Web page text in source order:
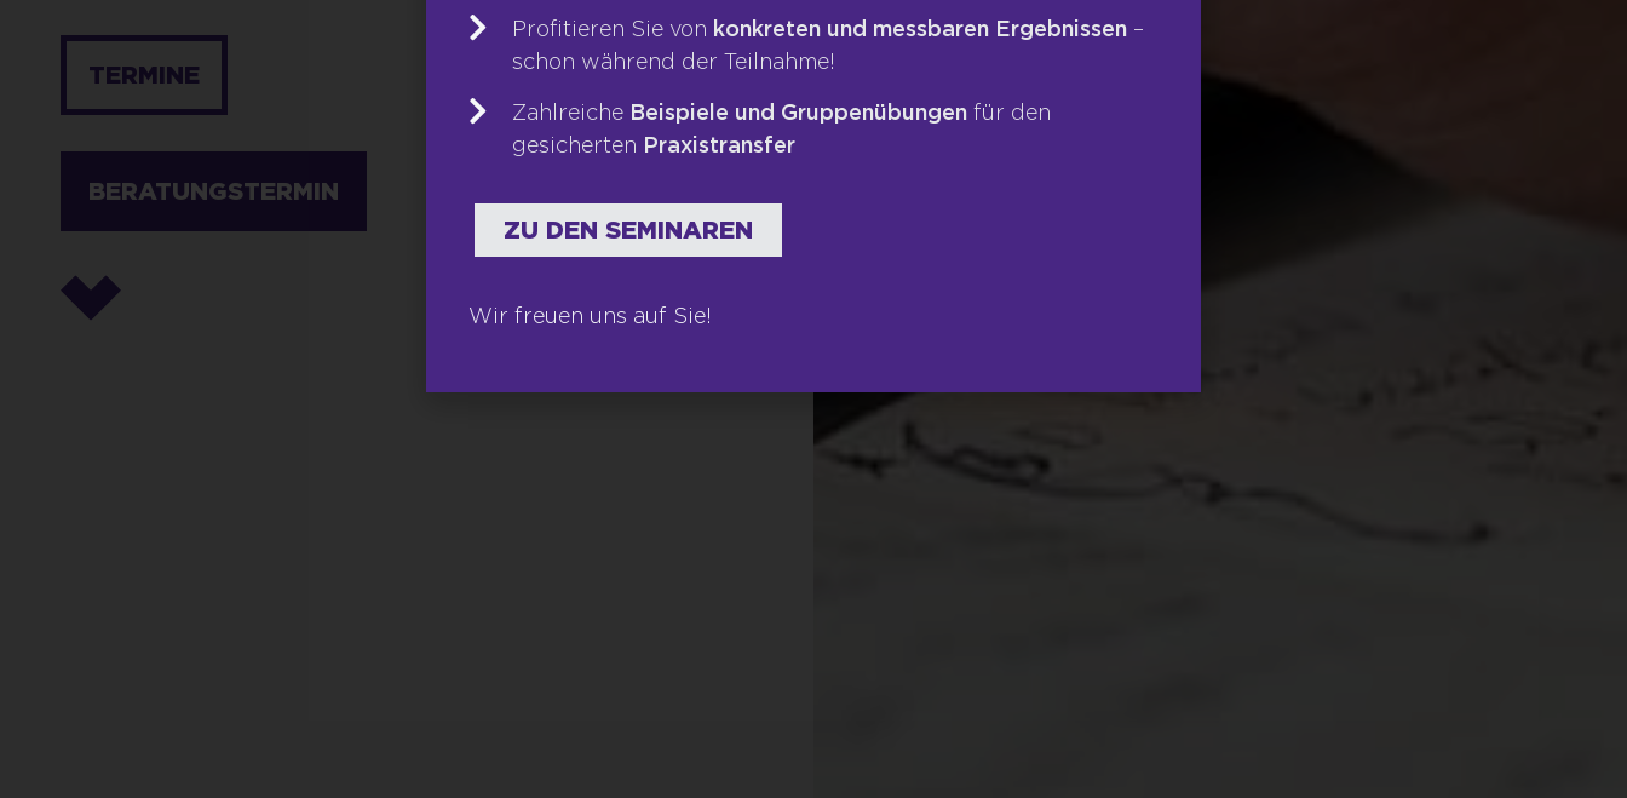
TERMINE
BERATUNGSTERMIN
Profitieren Sie von konkreten und messbaren Ergebnissen –
schon während der Teilnahme!
Zahlreiche Beispiele und Gruppenübungen für den
gesicherten Praxistransfer
ZU DEN SEMINAREN
Wir freuen uns auf Sie!